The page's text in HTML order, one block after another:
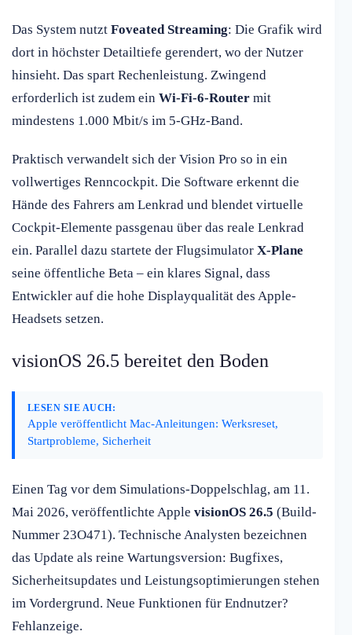
Das System nutzt Foveated Streaming: Die Grafik wird
dort in höchster Detailtiefe gerendert, wo der Nutzer
hinsieht. Das spart Rechenleistung. Zwingend
erforderlich ist zudem ein Wi-Fi-6-Router mit
mindestens 1.000 Mbit/s im 5-GHz-Band.
Praktisch verwandelt sich der Vision Pro so in ein
vollwertiges Renncockpit. Die Software erkennt die
Hände des Fahrers am Lenkrad und blendet virtuelle
Cockpit-Elemente passgenau über das reale Lenkrad
ein. Parallel dazu startete der Flugsimulator X-Plane
seine öffentliche Beta – ein klares Signal, dass
Entwickler auf die hohe Displayqualität des Apple-
Headsets setzen.
visionOS 26.5 bereitet den Boden
LESEN SIE AUCH:
Apple veröffentlicht Mac-Anleitungen: Werksreset,
Startprobleme, Sicherheit
Einen Tag vor dem Simulations-Doppelschlag, am 11.
Mai 2026, veröffentlichte Apple visionOS 26.5 (Build-
Nummer 23O471). Technische Analysten bezeichnen
das Update als reine Wartungsversion: Bugfixes,
Sicherheitsupdates und Leistungsoptimierungen stehen
im Vordergrund. Neue Funktionen für Endnutzer?
Fehlanzeige.